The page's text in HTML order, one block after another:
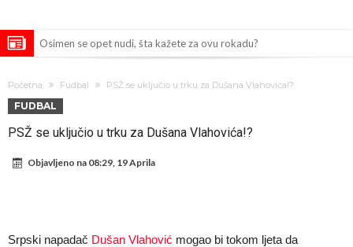
Osimen se opet nudi, šta kažete za ovu rokadu?
Sada je jasno zašto je došao: “Luda” klauzula iz Salahovog ugovora s
Početna Fudbal PSŽ se uključio u trku za Dušana Vlahovića!?
FUDBAL
PSŽ se uključio u trku za Dušana Vlahovića!?
Objavljeno na 08:29, 19 Aprila
Srpski napadač Dušan Vlahović mogao bi tokom ljeta da